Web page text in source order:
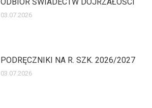
03.07.2026
PODRĘCZNIKI NA R. SZK. 2026/2027
03.07.2026